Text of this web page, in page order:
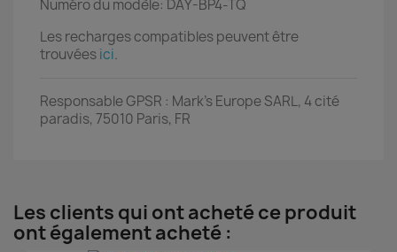
Numéro du modèle: DAY-BP4-TQ
Les recharges compatibles peuvent être
trouvéesici.
Responsable GPSR : Mark's Europe SARL, 4 cité
paradis, 75010 Paris, FR
Les clients qui ont acheté ce produit
ont également acheté :